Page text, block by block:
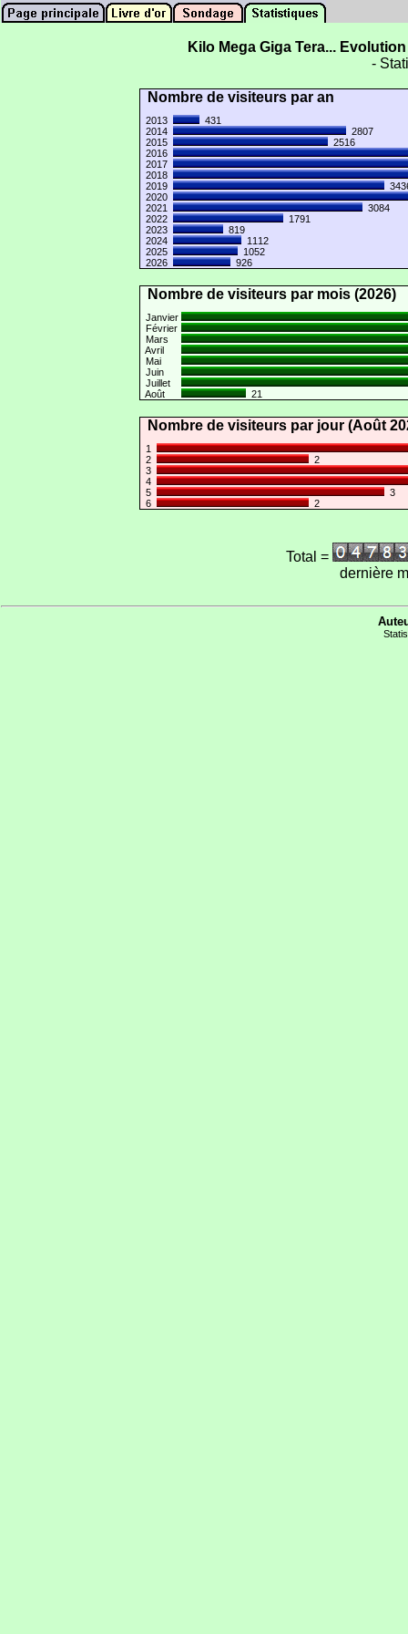
Kilo Mega Giga Tera...
-
Nombre de visiteurs par an
2013
431
2014
2807
2015
2516
2016
2017
2018
2019
2020
2021
3084
2022
1791
2023
819
2024
1112
2025
1052
2026
926
Nombre de visiteurs par mois (2026)
Janvier
Février
Mars
Avril
Mai
Juin
Juillet
Août
21
Nombre de visiteurs par jour (Août
1
2
2
3
4
5
3
6
2
Total =
dernière